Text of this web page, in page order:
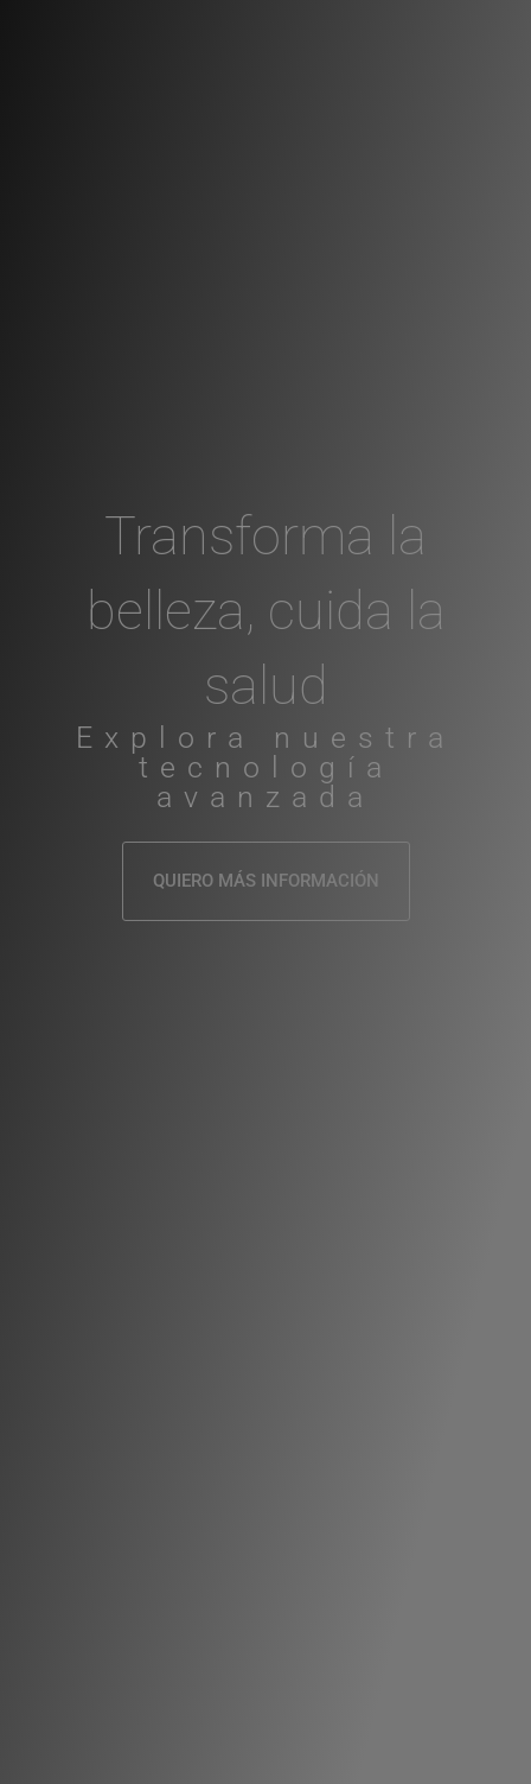
Transforma la
belleza, cuida la
salud
Explora nuestra
tecnología
avanzada
QUIERO MÁS INFORMACIÓN